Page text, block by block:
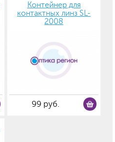
Контейнер для
контактных линз SL-
2008
99 руб.